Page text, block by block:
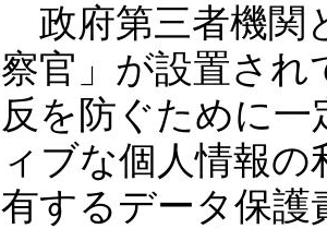
政府第三者機関
察官」が設置され
反を防ぐために
ィブな個人情報
有するデータ保護